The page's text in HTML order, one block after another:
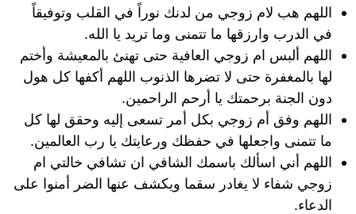
اللهم هب لام زوجي من لدنك نوراً في القلب وتوفيقاً
في الدرب وارزقها ما تتمنى وما تريد يا الله.
اللهم ألبس ام زوجي العافية حتى تهنئ بالمعيشة وأختم
لها بالمغفرة حتى لا تضرها الذنوب اللهم أكفها كل هول
دون الجنة برحمتك يا أرحم الراحمين.
اللهم وفق أم زوجي بكل أمر تسعى إليه وحقق لها كل
ما تتمنى واجعلها في حفظك ورعايتك يا رب العالمين.
اللهم أني اسألك باسمك الشافي ان تشافي خالتي ام
زوجي شفاء لا يغادر سقما ويكشف عنها الضر أمنوا على
الدعاء.